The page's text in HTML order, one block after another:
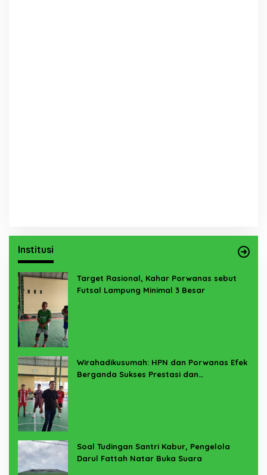
Institusi
Target Rasional, Kahar Porwanas sebut
Futsal Lampung Minimal 3 Besar
Wirahadikusumah: HPN dan Porwanas Efek
Berganda Sukses Prestasi dan
Soal Tudingan Santri Kabur, Pengelola
Darul Fattah Natar Buka Suara